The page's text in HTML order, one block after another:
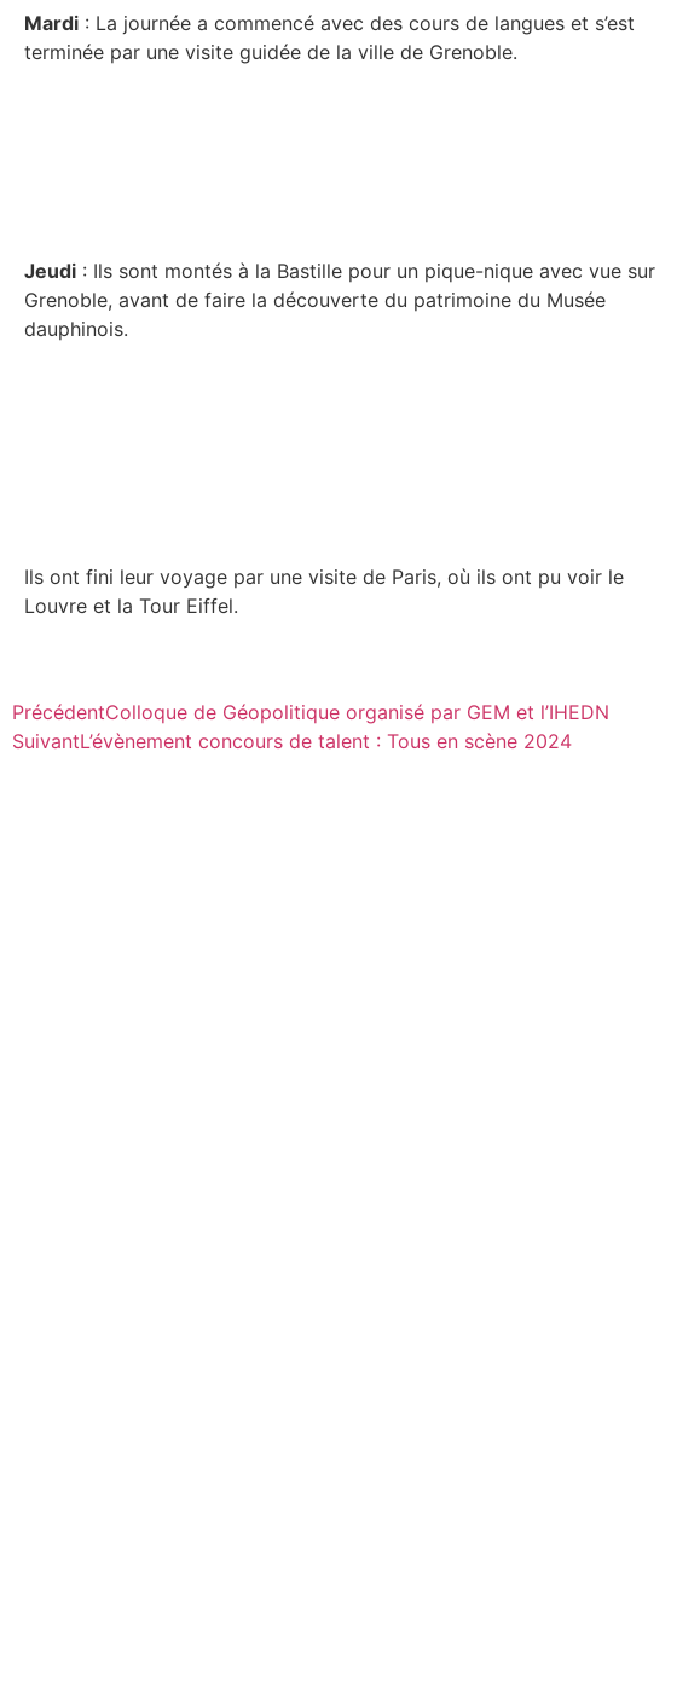
Mardi : La journée a commencé avec des cours de langues et s’est
terminée par une visite guidée de la ville de Grenoble.
Jeudi : Ils sont montés à la Bastille pour un pique-nique avec vue sur
Grenoble, avant de faire la découverte du patrimoine du Musée
dauphinois.
Ils ont fini leur voyage par une visite de Paris, où ils ont pu voir le
Louvre et la Tour Eiffel.
PrécédentColloque de Géopolitique organisé par GEM et l’IHEDN
SuivantL’évènement concours de talent : Tous en scène 2024